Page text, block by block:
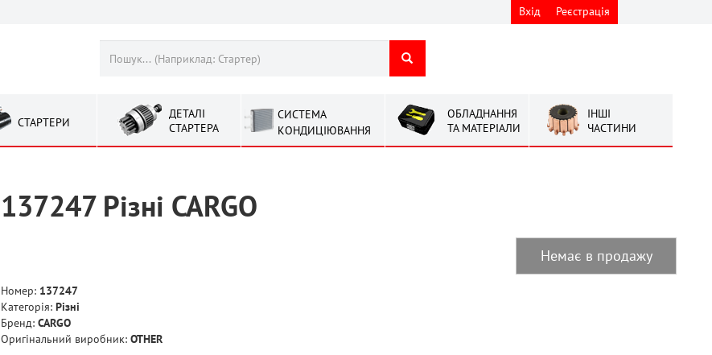
Вхід Реєстрація
СТАРТЕРИ
ДЕТАЛІ
СТАРТЕРА
СИСТЕМА
КОНДИЦІЮВАННЯ
ОБЛАДНАННЯ
ТА МАТЕРІАЛИ
ІНШІ
ЧАСТИНИ
137247 Рiзнi CARGO
Немає в продажу
Номер: 137247
Категорія: Рiзнi
Бренд: CARGO
Оригінальний виробник: OTHER